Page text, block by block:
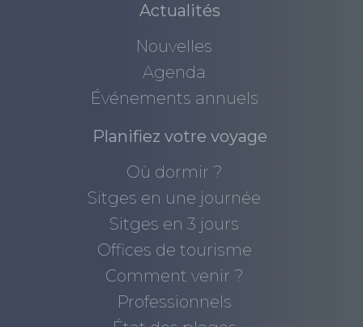
Actualités
Nouvelles
Agenda
Événements annuels
Planifiez votre voyage
Où dormir ?
Sitges en une journée
Sitges en 3 jours
Offices de tourisme
Comment venir ?
Professionnels